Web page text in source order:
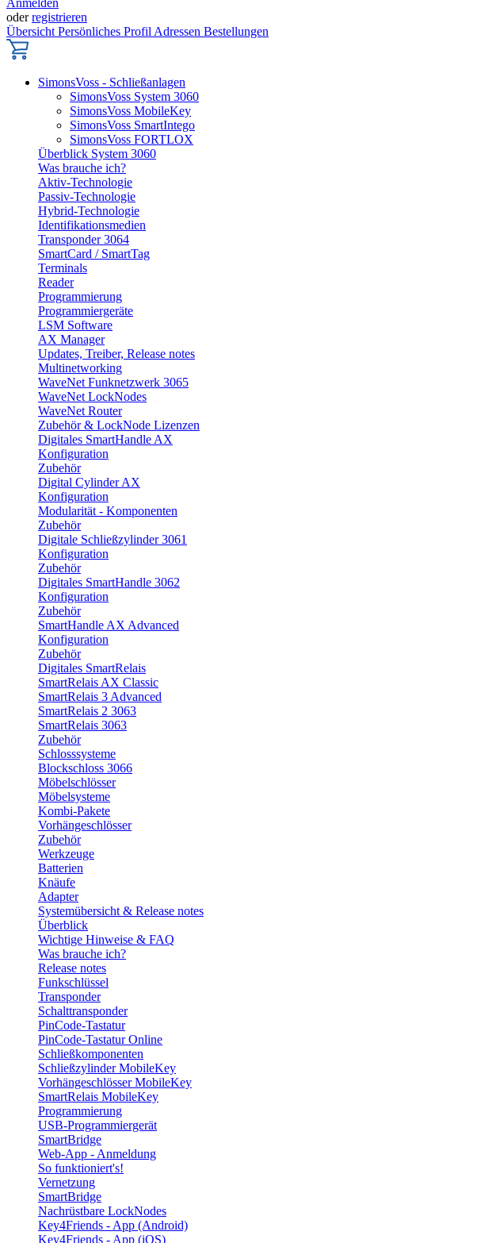
Anmelden
oderregistrieren
Übersicht Persönliches Profil Adressen Bestellungen
SimonsVoss - Schließanlagen
SimonsVoss System 3060
SimonsVoss MobileKey
SimonsVoss SmartIntego
SimonsVoss FORTLOX
Überblick System 3060
Was brauche ich?
Aktiv-Technologie
Passiv-Technologie
Hybrid-Technologie
Identifikationsmedien
Transponder 3064
SmartCard / SmartTag
Terminals
Reader
Programmierung
Programmiergeräte
LSM Software
AX Manager
Updates, Treiber, Release notes
Multinetworking
WaveNet Funknetzwerk 3065
WaveNet LockNodes
WaveNet Router
Zubehör & LockNode Lizenzen
Digitales SmartHandle AX
Konfiguration
Zubehör
Digital Cylinder AX
Konfiguration
Modularität - Komponenten
Zubehör
Digitale Schließzylinder 3061
Konfiguration
Zubehör
Digitales SmartHandle 3062
Konfiguration
Zubehör
SmartHandle AX Advanced
Konfiguration
Zubehör
Digitales SmartRelais
SmartRelais AX Classic
SmartRelais 3 Advanced
SmartRelais 2 3063
SmartRelais 3063
Zubehör
Schlosssysteme
Blockschloss 3066
Möbelschlösser
Möbelsysteme
Kombi-Pakete
Vorhängeschlösser
Zubehör
Werkzeuge
Batterien
Knäufe
Adapter
Systemübersicht & Release notes
Überblick
Wichtige Hinweise & FAQ
Was brauche ich?
Release notes
Funkschlüssel
Transponder
Schalttransponder
PinCode-Tastatur
PinCode-Tastatur Online
Schließkomponenten
Schließzylinder MobileKey
Vorhängeschlösser MobileKey
SmartRelais MobileKey
Programmierung
USB-Programmiergerät
SmartBridge
Web-App - Anmeldung
So funktioniert's!
Vernetzung
SmartBridge
Nachrüstbare LockNodes
Key4Friends - App (Android)
Key4Friends - App (iOS)